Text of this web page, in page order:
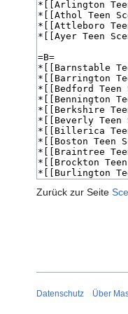
Zurück zur Seite
Datenschutz Über